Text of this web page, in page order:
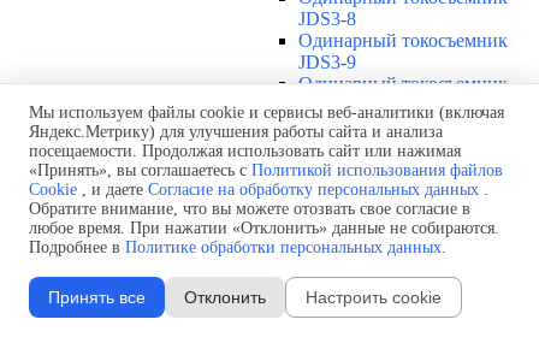
JDS3-8
Одинарный токосъемник
JDS3-9
Одинарный токосъемник
JDS3-10
Одинарный токосъемник
JDS3-11
Одинарный токосъемник
JDS3-12
Соединения U12 ▼
Защитная оболочка для
соединений U12
Стыковочное соединение U12
Подводы питания U12
▼
Мы используем файлы cookie и сервисы веб-аналитики (включая
Яндекс.Метрику) для улучшения работы сайта и анализа
посещаемости. Продолжая использовать сайт или нажимая
«Принять», вы соглашаетесь с Политикой использования файлов
Cookie , и даете Согласие на обработку персональных данных .
Обратите внимание, что вы можете отозвать свое согласие в
любое время. При нажатии «Отклонить» данные не собираются.
Подробнее в Политике обработки персональных данных.
Принять все Отклонить Настроить cookie